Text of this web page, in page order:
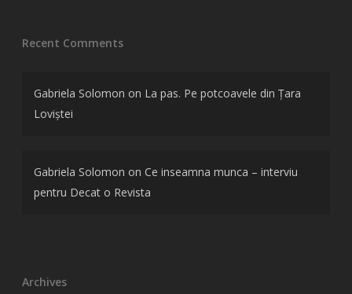
Recent Comments
Gabriela Solomon on La pas. Pe potcoavele din Țara
Loviștei
Gabriela Solomon on Ce inseamna munca – interviu
pentru Decat o Revista
Archives